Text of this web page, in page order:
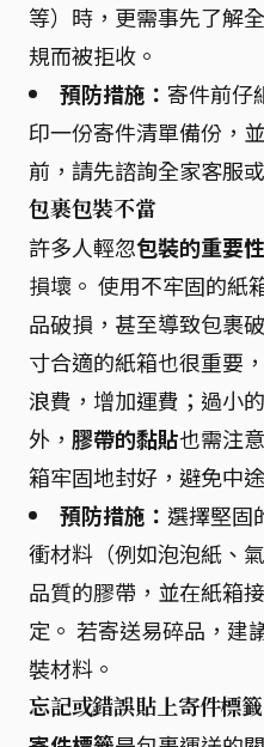
等）時，更需事先了解
規而被拒收。
預防措施： 寄件前仔
印一份寄件清單備份，
前，請先諮詢全家客服
包裹包裝不當
許多人輕忽包裝的重要性
損壞。 使用不牢固的紙
品破損，甚至導致包裹
寸合適的紙箱也很重要
浪費，增加運費；過小
外， 膠帶的黏貼也需注
箱牢固地封好，避免中
預防措施： 選擇堅固
衝材料（例如泡泡紙、
品質的膠帶，並在紙箱
定。 若寄送易碎品，建
裝材料。
忘記或錯誤貼上寄件標籤